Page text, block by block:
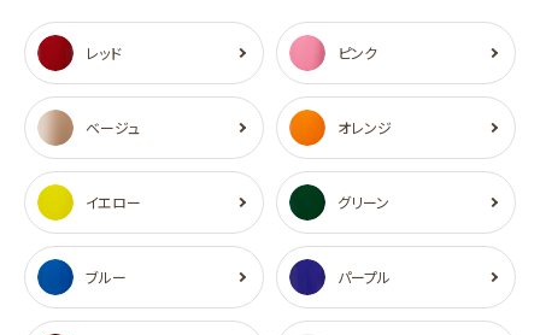
レッド ピンク
ベージュ オレンジ
イエロー グリーン
ブルー パープル